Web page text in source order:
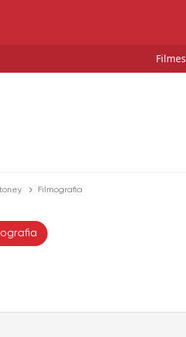
Filmes
Filmografia